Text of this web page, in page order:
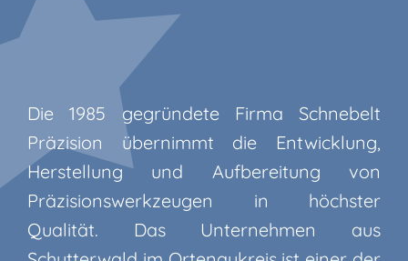
Die 1985 gegründete Firma Schnebelt
Präzision übernimmt die Entwicklung,
Herstellung und Aufbereitung von
Präzisionswerkzeugen in höchster
Qualität. Das Unternehmen aus